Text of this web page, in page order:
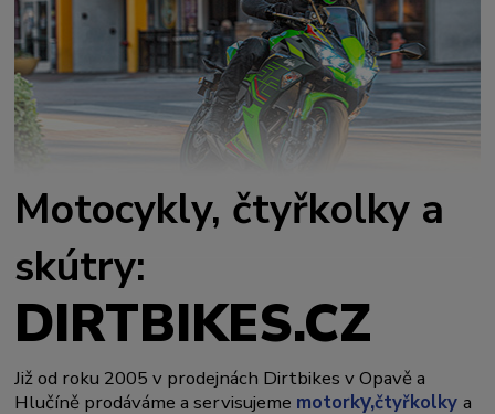
Motocykly, čtyřkolky a
skútry:
DIRTBIKES.CZ
Již od roku 2005 v prodejnách Dirtbikes v Opavě a
Hlučíně prodáváme a servisujeme motorky,čtyřkolkya